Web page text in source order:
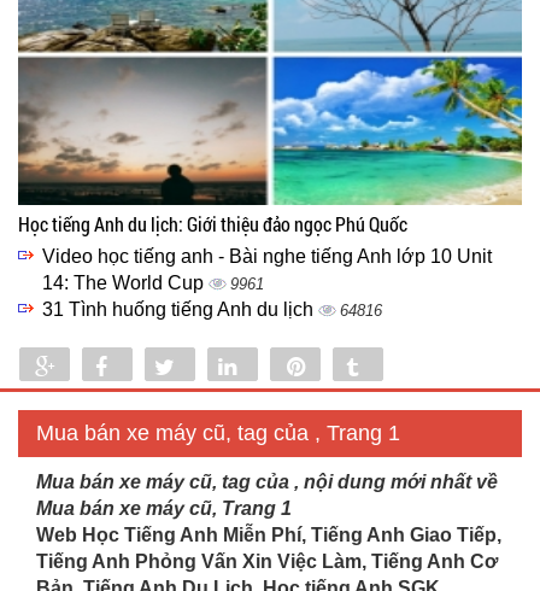
Học tiếng Anh du lịch: Giới thiệu đảo ngọc Phú Quốc
Video học tiếng anh - Bài nghe tiếng Anh lớp 10 Unit
14: The World Cup
9961
31 Tình huống tiếng Anh du lịch 64816
Share Share Tweet Share
Mua bán xe máy cũ, tag của , Trang 1
Mua bán xe máy cũ, tag của , nội dung mới nhất về
Mua bán xe máy cũ, Trang 1
Web Học Tiếng Anh Miễn Phí, Tiếng Anh Giao Tiếp,
Tiếng Anh Phỏng Vấn Xin Việc Làm, Tiếng Anh Cơ